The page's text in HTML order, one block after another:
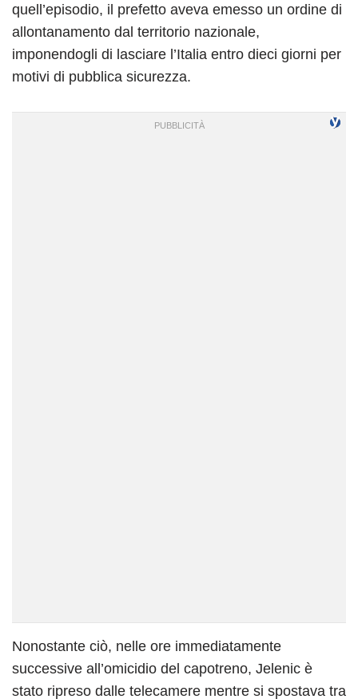
quell’episodio, il prefetto aveva emesso un ordine di
allontanamento dal territorio nazionale,
imponendogli di lasciare l’Italia entro dieci giorni per
motivi di pubblica sicurezza.
Nonostante ciò, nelle ore immediatamente
successive all’omicidio del capotreno, Jelenic è
stato ripreso dalle telecamere mentre si spostava tra